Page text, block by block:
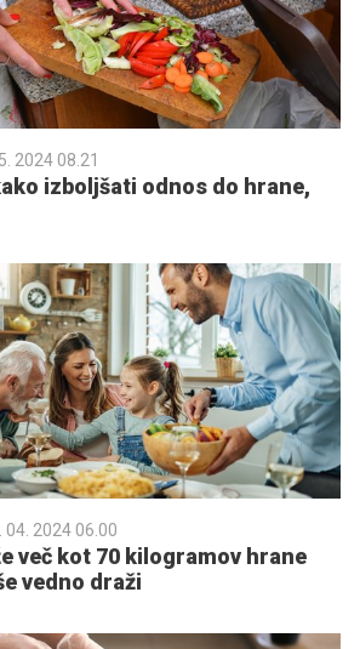
2024 08.21
izboljšati odnos do hrane,
04. 2024 06.00
več kot 70 kilogramov hrane
vedno draži